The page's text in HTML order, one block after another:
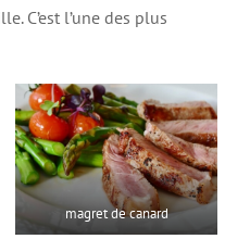
C’est l’une des plus
magret de canard